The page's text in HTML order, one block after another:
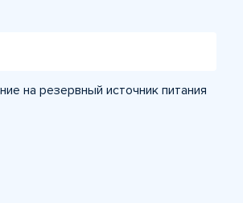
на резервный источник питания